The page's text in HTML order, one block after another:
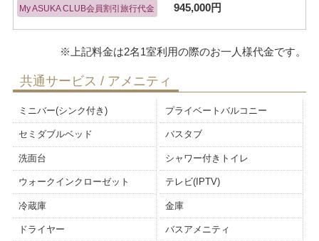
My ASUKA CLUB会員割引旅行代金 945,000円
共通サービス / アメニティ
ミニバー(シンク付き) プライベートバルコニー
セミダブルベッド バスタブ
洗面台 シャワー付きトイレ
ウォークインクローゼット テレビ(IPTV)
冷蔵庫 金庫
ドライヤー バスアメニティ